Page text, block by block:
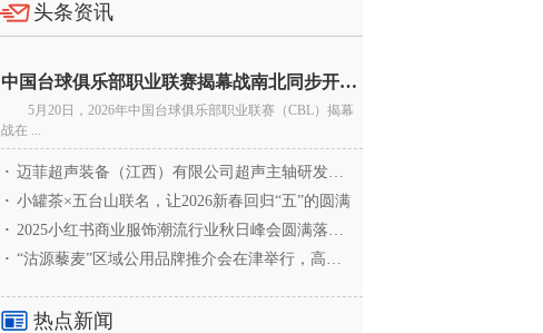
头条资讯
中国台球俱乐部职业联赛揭幕战南北同步开杆 首届CBL
5月20日，2026年中国台球俱乐部职业联赛（CBL）揭幕
战在 ...
· 迈菲超声装备（江西）有限公司超声主轴研发和生产项
· 小罐茶×五台山联名，让2026新春回归“五”的圆满
· 2025小红书商业服饰潮流行业秋日峰会圆满落幕，携手
· “沽源藜麦”区域公用品牌推介会在津举行，高蛋白产业
热点新闻